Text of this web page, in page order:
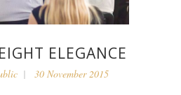
ELEGANCE
30 November 2015